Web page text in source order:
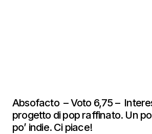
Absofacto – Voto 6,75 –
progetto di pop raffinato. Un
po’ indie. Ci piace!